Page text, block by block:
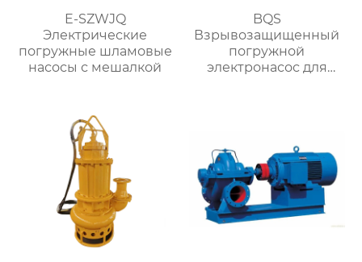
E-SZWJQ
Электрические
погружные шламовые
насосы с мешалкой
BQS
Взрывозащищенный
погружной
электронасос для